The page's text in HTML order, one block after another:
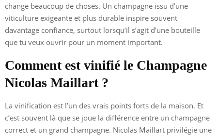
change beaucoup de choses. Un champagne issu d’une
viticulture exigeante et plus durable inspire souvent
davantage confiance, surtout lorsqu’il s’agit d’une bouteille
que tu veux ouvrir pour un moment important.
Comment est vinifié le Champagne
Nicolas Maillart ?
La vinification est l’un des vrais points forts de la maison. Et
c’est souvent là que se joue la différence entre un champagne
correct et un grand champagne. Nicolas Maillart privilégie une